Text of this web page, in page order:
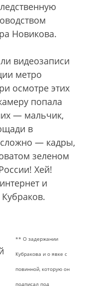
Новикова.
видеозаписи
метро
осмотре этих
попала
— мальчик,
в
— кадры,
зеленом
Хей!
и
** О задержании
Кубракова и о явке с
повинной, которую он
подписал под